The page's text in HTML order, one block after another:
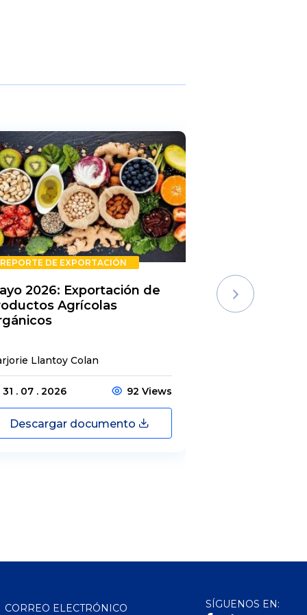
REPORTE DE EXPORTACIÓN
2026: Exportación de
Agrícolas
Llantoy Colan
31 . 07 . 2026 92 Views
Descargar documento
Rechazos
Semestre
CORREO ELECTRÓNICO SÍGUENOS EN: